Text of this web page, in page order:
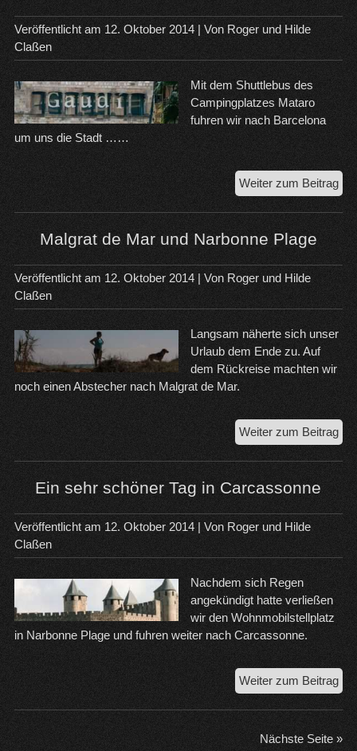
Veröffentlicht am 12. Oktober 2014| Von Roger und Hilde
Claßen
Mit dem Shuttlebus des
Campingplatzes Mataro
fuhren wir nach Barcelona
um uns die Stadt ……
Weiter zum Beitrag
Malgrat de Mar und Narbonne Plage
Veröffentlicht am 12. Oktober 2014| VonRoger und Hilde
Claßen
Langsam näherte sich unser
Urlaub dem Ende zu. Auf
dem Rückreise machten wir
noch einen Abstecher nach Malgrat de Mar.
Weiter zum Beitrag
de
Ein sehr schöner Tag in Carcassonne
Veröffentlicht am 12. Oktober 2014| VonRoger und Hilde
Claßen
Nachdem sich Regen
angekündigt hatte verließen
wir den Wohnmobilstellplatz
in Narbonne Plage und fuhren weiter nach Carcassonne.
Weiter zum BeitragEin
Nächste Seite »